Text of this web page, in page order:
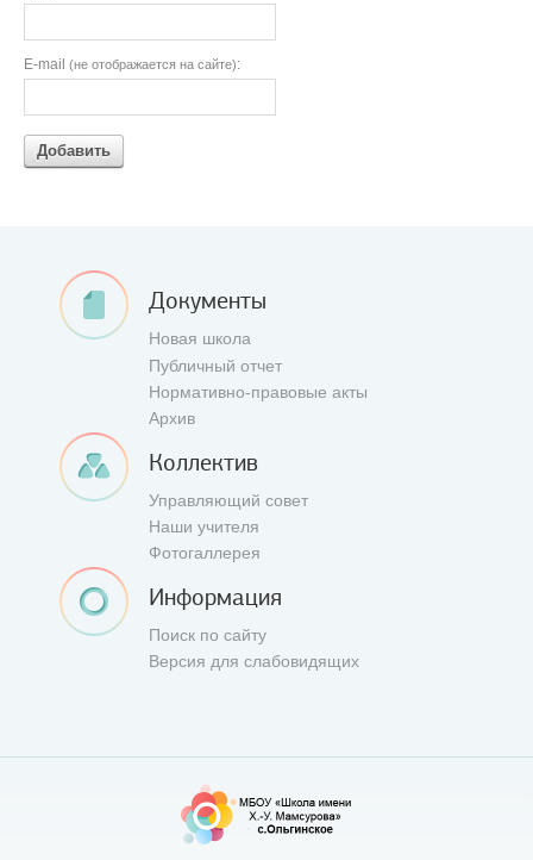
E-mail (не отображается на сайте):
Добавить
Документы
Новая школа
Публичный отчет
Нормативно-правовые акты
Архив
Коллектив
Управляющий совет
Наши учителя
Фотогаллерея
Информация
Поиск по сайту
Версия для слабовидящих